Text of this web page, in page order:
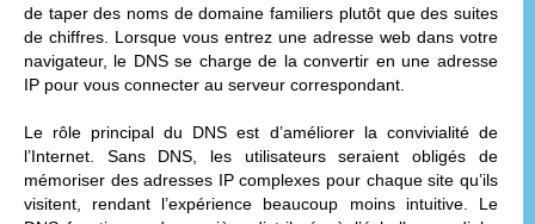
de taper des noms de domaine familiers plutôt que des suites
de chiffres. Lorsque vous entrez une adresse web dans votre
navigateur, le DNS se charge de la convertir en une adresse
IP pour vous connecter au serveur correspondant.
Le rôle principal du DNS est d’améliorer la convivialité de
l’Internet. Sans DNS, les utilisateurs seraient obligés de
mémoriser des adresses IP complexes pour chaque site qu’ils
visitent, rendant l’expérience beaucoup moins intuitive. Le